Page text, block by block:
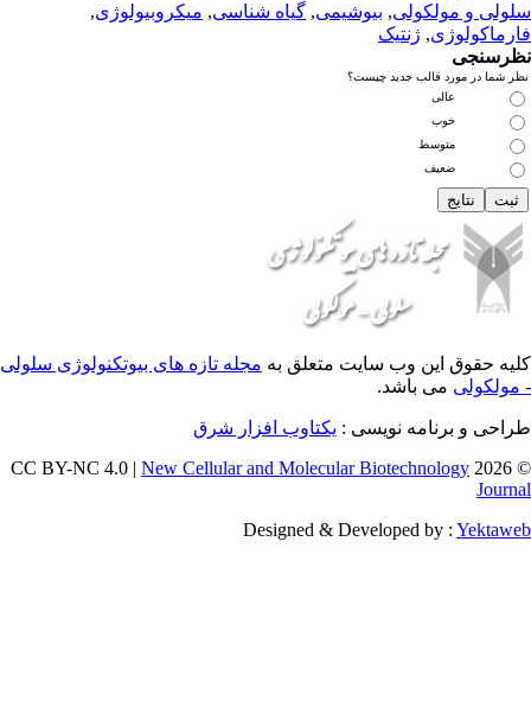
,بیوشیمی,گیاه شناسی,میکروبیولوژی
جدید چیست؟
وب سایت متعلق بهمجله تازه های بیوتکنولوژی سلولی
نویسی :یکتاوب افزار شرق
New Cellular and Molecular
Designed &